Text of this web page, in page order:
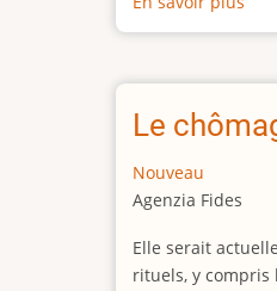
La
Le
Nouveau
Agenzia Fides
Elle serait
rituels, y compris